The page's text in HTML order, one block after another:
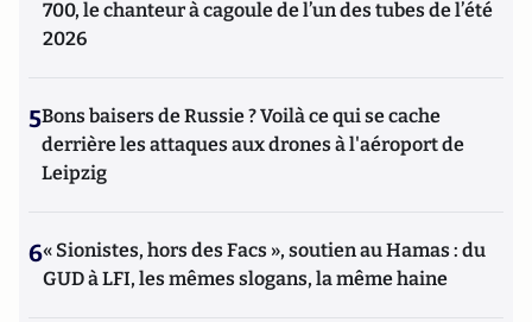
700, le chanteur à cagoule de l’un des tubes de l’été
2026
5Bons baisers de Russie ? Voilà ce qui se cache
derrière les attaques aux drones à l'aéroport de
Leipzig
6« Sionistes, hors des Facs », soutien au Hamas : du
GUD à LFI, les mêmes slogans, la même haine